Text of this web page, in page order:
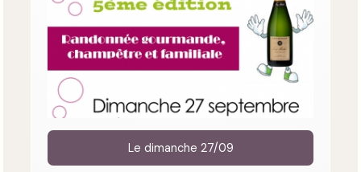
Le dimanche 27/09